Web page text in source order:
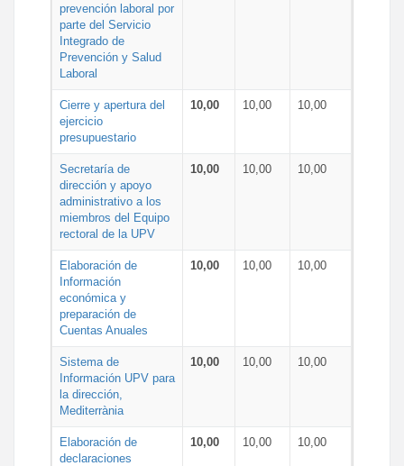
prevención laboral por
parte del Servicio
Integrado de
Prevención y Salud
Laboral
Cierre y apertura del
ejercicio
presupuestario
10,00 10,00 10,00
Secretaría de
dirección y apoyo
administrativo a los
miembros del Equipo
rectoral de la UPV
10,00 10,00 10,00
Elaboración de
Información
económica y
preparación de
Cuentas Anuales
10,00 10,00 10,00
Sistema de
Información UPV para
la dirección,
Mediterrània
10,00 10,00 10,00
Elaboración de
declaraciones
10,00 10,00 10,00